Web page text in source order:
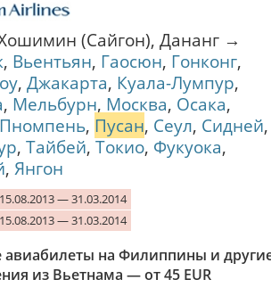
(Сайгон), Дананг →
, Вьентьян, Гаосюн, Гонконг,
, Джакарта, Куала-Лумпур,
, Мельбурн, Москва, Осака,
Пномпень, Пусан, Сеул, Сидней,
, Тайбей, Токио, Фукуока,
, Янгон
15.08.2013 — 31.03.2014
15.08.2013 — 31.03.2014
на Филиппины и
из Вьетнама — от 45 EUR